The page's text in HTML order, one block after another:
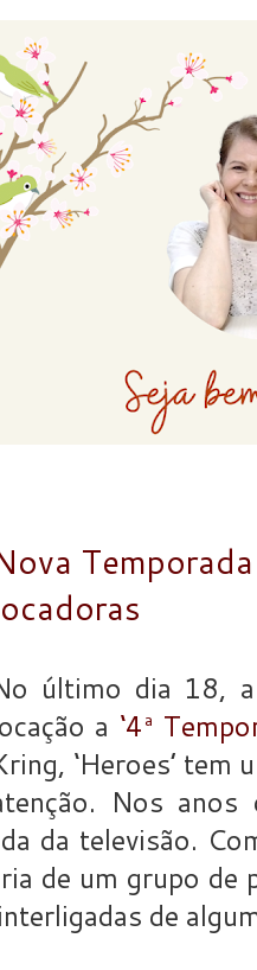
último dia 18,
a ‘4ª
‘Heroes’
Nos
da televisão.
de um grupo de
de